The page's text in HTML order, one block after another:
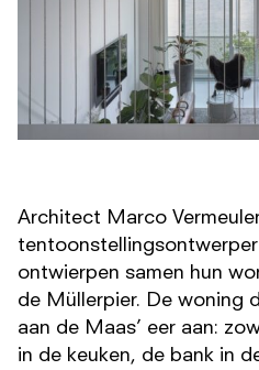
Architect Marco
tentoonstellingsontwerper
ontwierpen samen hun
de Müllerpier. De woning
aan de Maas’ eer aan:
in de keuken, de bank in